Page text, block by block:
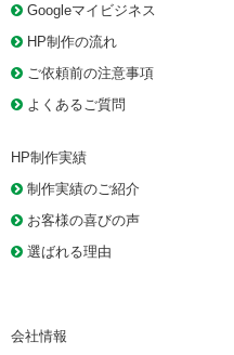
Googleマイビジネス
HP制作の流れ
ご依頼前の注意事項
よくあるご質問
HP制作実績
制作実績のご紹介
お客様の喜びの声
選ばれる理由
会社情報